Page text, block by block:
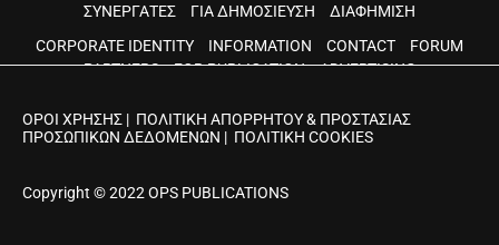
ΣΥΝΕΡΓΑΤΕΣ
ΓΙΑ ΔΗΜΟΣΙΕΥΣΗ
ΔΙΑΦΗΜΙΣΗ
CORPORATE IDENTITY
INFORMATION CONTACT
FORUM
PARTNERS
FOR PUBLICATION ADVERTISING
ΟΡΟΙ ΧΡΗΣΗΣ | ΠΟΛΙΤΙΚΗ ΑΠΟΡΡΗΤΟΥ & ΠΡΟΣΤΑΣΙΑΣ
ΠΡΟΣΩΠΙΚΩΝ ΔΕΔΟΜΕΝΩΝ | ΠΟΛΙΤΙΚΗ COOKIES
Copyright © 2022 OPS PUBLICATIONS